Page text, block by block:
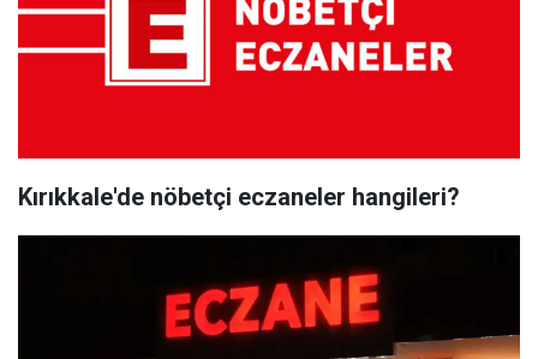
Kırıkkale'de nöbetçi eczaneler hangileri?